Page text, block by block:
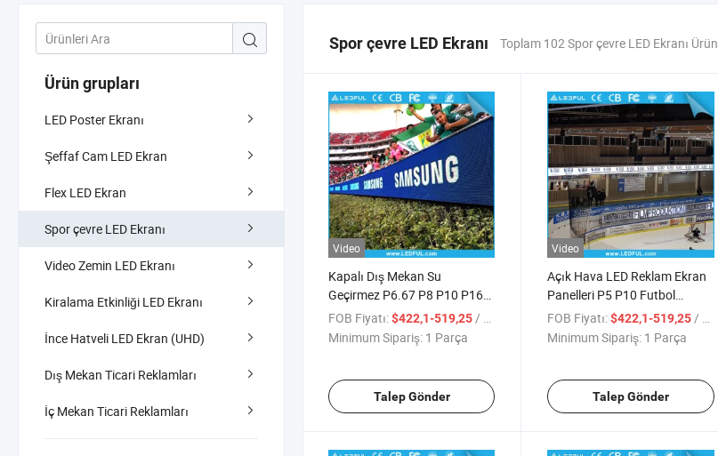
Ürün grupları
LED Poster Ekranı
Şeffaf Cam LED Ekran
Flex LED Ekran
Spor çevre LED Ekranı
Video Zemin LED Ekranı
Kiralama Etkinliği LED Ekranı
İnce Hatveli LED Ekran (UHD)
Dış Mekan Ticari Reklamları
İç Mekan Ticari Reklamları
Spor çevre LED Ekranı Toplam 102 Spor çevre LED Ekranı Ürün
Video
Kapalı Dış Mekan Su
Geçirmez P6.67 P8 P10 P16
960*960 SMD Tam Renkli
Spor Basketbol Futbol
Beyzbol Stadyum Çevresi
Ekranı
FOB Fiyatı:$422,1-519,25/ Parça
Minimum Sipariş: 1 Parça
Talep Gönder
Video
Açık Hava LED Reklam Ekran
Panelleri P5 P10 Futbol
Basketbol Stadyumu Çevresi
960*960mm Billboards
FOB Fiyatı: $422,1-519,25/ Parça
Minimum Sipariş: 1 Parça
Talep Gönder